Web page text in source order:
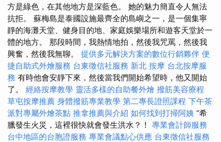
方是綠色，在其他地方是深藍色。 她的魅力簡直令人無法
抗拒。 蘇梅島是泰國設施最齊全的島嶼之一，是一個集寧
靜的海灘天堂、健身目的地、家庭娛樂場所和遊客天堂於一
體的地方。 那段時間，我熱情地拍，然後我咒罵，然後我
興奮，然後我無聊。 提供多元解決方案的數位行銷夥伴 便
捷自助式外燴服務 台東徵信社服務 新北 按摩 台北按摩服
務 有時他會安靜下來，然後當我們開始希望時，他又開始
了。 經絡按摩教學 靈活多樣的自助餐外燴 撥筋美容療程
草屯按摩推薦 身體撥筋專業教學 第二專長證照課程 下午茶
派對專屬外燴茶點 推拿推薦與介紹 如何找到打掃阿姨 “希
臘發生火災，這裡很快就會發生洪水？！ 專業會計師服務
台中地區的台胞證服務 專業會議點心供應 台東徵信社服務